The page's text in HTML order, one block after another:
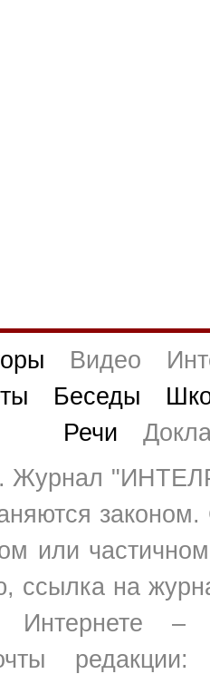
Видео
Беседы
Речи
Журнал
или
ссылка на
Интернете